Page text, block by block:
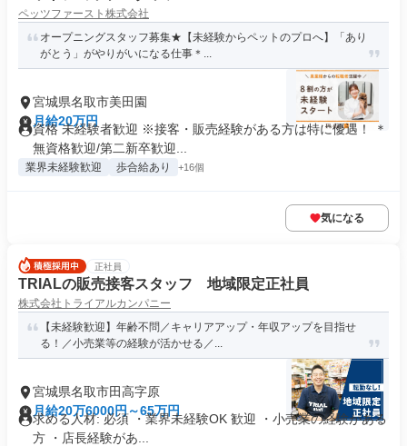
ペッツファースト株式会社
オープニングスタッフ募集★【未経験からペットのプロへ】「あり
がとう」がやりがいになる仕事＊...
宮城県名取市美田園
月給20万円
資格 未経験者歓迎 ※接客・販売経験がある方は特に優遇！ ＊
無資格歓迎/第二新卒歓迎...
業界未経験歓迎 歩合給あり +16個
気になる
正社員
TRIALの販売接客スタッフ 地域限定正社員
株式会社トライアルカンパニー
【未経験歓迎】年齢不問／キャリアアップ・年収アップを目指せ
る！／小売業等の経験が活かせる／...
宮城県名取市田高字原
月給20万6000円～65万円
求める人材: 必須 ・業界未経験OK 歓迎 ・小売業の経験がある
方 ・店長経験があ...